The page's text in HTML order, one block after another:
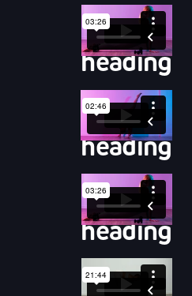
heading
heading
heading